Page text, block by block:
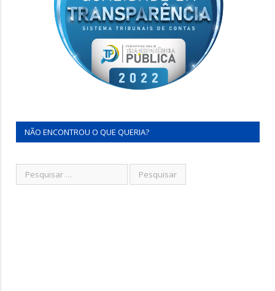
NÃO ENCONTROU O QUE QUERIA?